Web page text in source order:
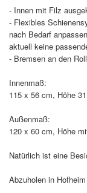
- Innen mit Filz
- Flexibles
nach Bedarf
aktuell keine
- Bremsen an den
Innenmaß:
115 x 56 cm, Höhe
Außenmaß:
120 x 60 cm, Höhe
Natürlich ist eine
Abzuholen in